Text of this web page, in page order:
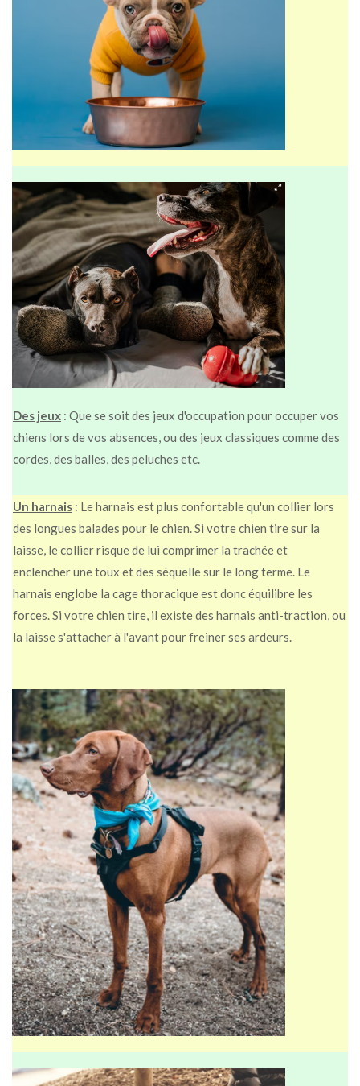
Des jeux : Que se soit des jeux d'occupation pour occuper vos
chiens lors de vos absences, ou des jeux classiques comme des
cordes, des balles, des peluches etc.
Un harnais : Le harnais est plus confortable qu'un collier lors
des longues balades pour le chien.Si votre chien tire sur la
laisse, le collier risque de lui comprimer la trachée et
enclencher une toux et des séquelle sur le long terme. Le
harnais englobe la cage thoracique est donc équilibre les
forces.Si votre chien tire, il existe des harnais anti-traction, ou
la laisse s'attacher à l'avant pour freiner ses ardeurs.